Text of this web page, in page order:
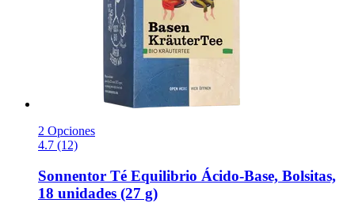
2 Opciones
4.7 (12)
Sonnentor Té Equilibrio Ácido-​Base, Bolsitas,
18 unidades (27 g)